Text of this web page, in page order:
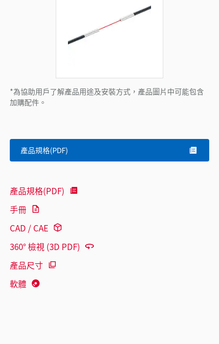
*為協助用戶了解產品用途及安裝方式，產品圖片中可能包含
加購配件。
產品規格(PDF)
產品規格(PDF)
手冊
CAD / CAE
360° 檢視 (3D PDF)
產品尺寸
軟體